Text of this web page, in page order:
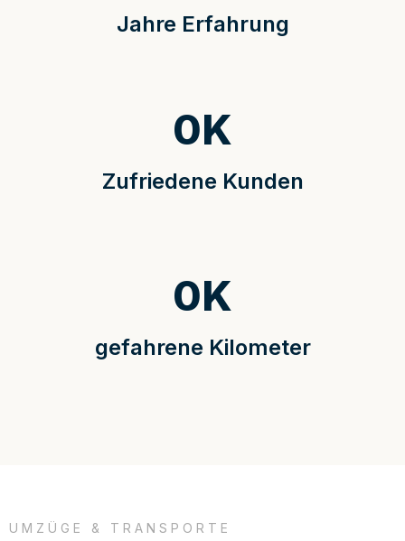
Jahre Erfahrung
Zufriedene Kunden
0K
gefahrene Kilometer
0K
UMZÜGE & TRANSPORTE